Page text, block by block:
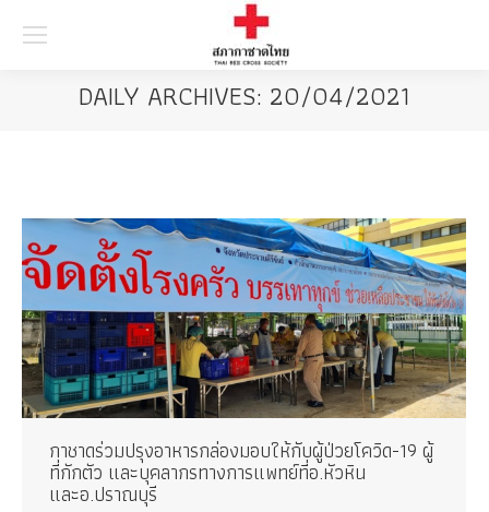
DAILY ARCHIVES: 20/04/2021
กาชาดร่วมปรุงอาหารกล่องมอบให้กับผู้ป่วยโควิด-19 ผู้
ที่กักตัว และบุคลากรทางการแพทย์ที่อ.หัวหิน
และอ.ปราณบุรี